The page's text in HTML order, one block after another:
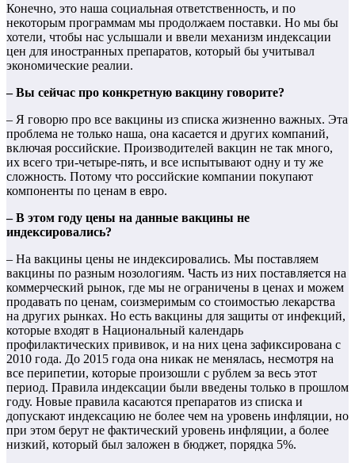
Конечно, это наша социальная ответственность, и по
некоторым программам мы продолжаем поставки. Но мы бы
хотели, чтобы нас услышали и ввели механизм индексации
цен для иностранных препаратов, который бы учитывал
экономические реалии.
– Вы сейчас про конкретную вакцину говорите?
– Я говорю про все вакцины из списка жизненно важных. Эта
проблема не только наша, она касается и других компаний,
включая российские. Производителей вакцин не так много,
их всего три-четыре-пять, и все испытывают одну и ту же
сложность. Потому что российские компании покупают
компоненты по ценам в евро.
– В этом году цены на данные вакцины не
индексировались?
– На вакцины цены не индексировались. Мы поставляем
вакцины по разным нозологиям. Часть из них поставляется на
коммерческий рынок, где мы не ограничены в ценах и можем
продавать по ценам, соизмеримым со стоимостью лекарства
на других рынках. Но есть вакцины для защиты от инфекций,
которые входят в Национальный календарь
профилактических прививок, и на них цена зафиксирована с
2010 года. До 2015 года она никак не менялась, несмотря на
все перипетии, которые произошли с рублем за весь этот
период. Правила индексации были введены только в прошлом
году. Новые правила касаются препаратов из списка и
допускают индексацию не более чем на уровень инфляции, но
при этом берут не фактический уровень инфляции, а более
низкий, который был заложен в бюджет, порядка 5%.